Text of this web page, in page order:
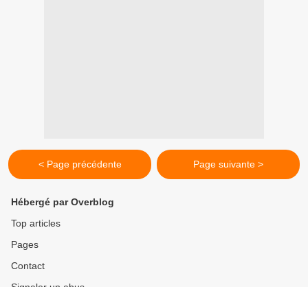
< Page précédente Page suivante >
Hébergé par Overblog
Top articles
Pages
Contact